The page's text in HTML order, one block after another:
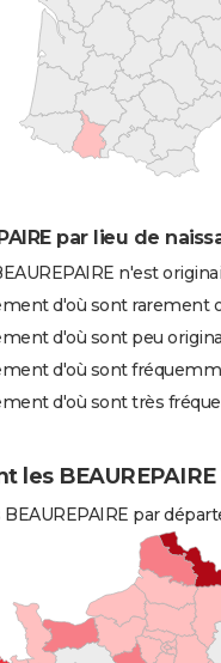
par lieu de
n'est
d'où sont rarement
d'où sont peu
d'où sont
d'où sont très
les BEAUREPAIRE
par